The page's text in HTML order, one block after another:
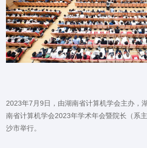
2023年7月9日，由湖南省计算机学会主办，
南省计算机学会2023年学术年会暨院长（系
沙市举行。